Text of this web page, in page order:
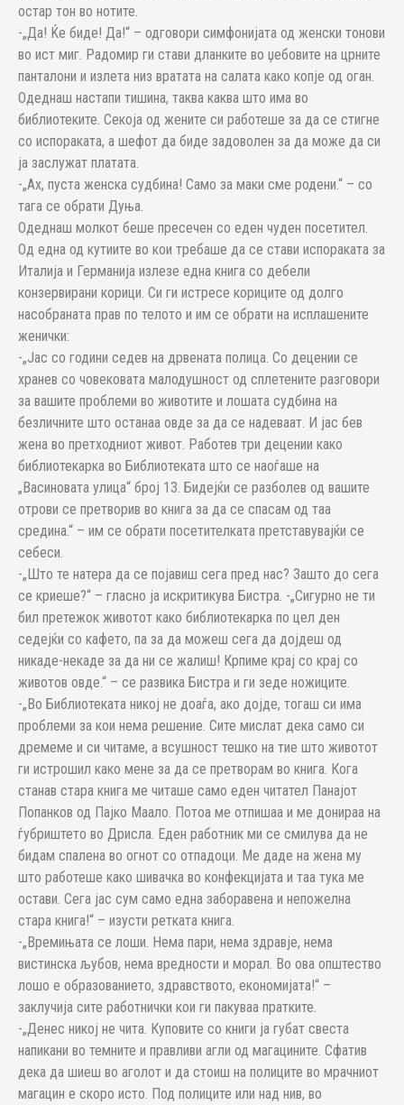
остар тон во нотите.
-„Да! Ќе биде! Да!“ – одговори симфонијата од женски тонови
во ист миг. Радомир ги стави дланките во џебовите на црните
панталони и излета низ вратата на салата како копје од оган.
Одеднаш настапи тишина, таква каква што има во
библиотеките. Секоја од жените си работеше за да се стигне
со испораката, а шефот да биде задоволен за да може да си
ја заслужат платата.
-„Ах, пуста женска судбина! Само за маки сме родени.“ – со
тага се обрати Дуња.
Одеднаш молкот беше пресечен со еден чуден посетител.
Од една од кутиите во кои требаше да се стави испораката за
Италија и Германија излезе една книга со дебели
конзервирани корици. Си ги истресе кориците од долго
насобраната прав по телото и им се обрати на исплашените
женички:
-„Јас со години седев на дрвената полица. Со децении се
хранев со човековата малодушност од сплетените разговори
за вашите проблеми во животите и лошата судбина на
безличните што останаа овде за да се надеваат. И јас бев
жена во претходниот живот. Работев три децении како
библиотекарка во Библиотеката што се наоѓаше на
„Васиновата улица“ број 13. Бидејќи се разболев од вашите
отрови се претворив во книга за да се спасам од таа
средина.“ – им се обрати посетителката претставувајќи се
себеси.
-„Што те натера да се појавиш сега пред нас? Зашто до сега
се криеше?“ – гласно ја искритикува Бистра. -„Сигурно не ти
бил претежок животот како библиотекарка по цел ден
седејќи со кафето, па за да можеш сега да дојдеш од
никаде-некаде за да ни се жалиш! Крпиме крај со крај со
животов овде.“ – се развика Бистра и ги зеде ножиците.
-„Во Библиотеката никој не доаѓа, ако дојде, тогаш си има
проблеми за кои нема решение. Сите мислат дека само си
дремеме и си читаме, а всушност тешко на тие што животот
ги истрошил како мене за да се претворам во книга. Кога
станав стара книга ме читаше само еден читател Панајот
Попанков од Пајко Маало. Потоа ме отпишаа и ме донираа на
ѓубриштето во Дрисла. Еден работник ми се смилува да не
бидам спалена во огнот со отпадоци. Ме даде на жена му
што работеше како шивачка во конфекцијата и таа тука ме
остави. Сега јас сум само една заборавена и непожелна
стара книга!“ – изусти ретката книга.
-„Времињата се лоши. Нема пари, нема здравје, нема
вистинска љубов, нема вредности и морал. Во ова општество
лошо е образованието, здравството, економијата!“ –
заклучија сите работнички кои ги пакуваа пратките.
-„Денес никој не чита. Куповите со книги ја губат свеста
напикани во темните и правливи агли од магацините. Сфатив
дека да шиеш во аголот и да стоиш на полиците во мрачниот
магацин е скоро исто. Под полиците или над нив, во